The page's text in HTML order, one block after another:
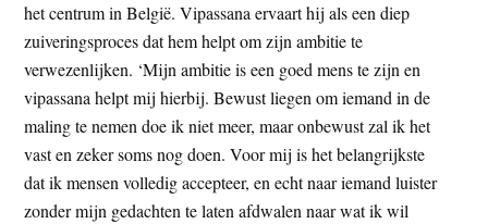
het centrum in België. Vipassana ervaart hij als een diep
zuiveringsproces dat hem helpt om zijn ambitie te
verwezenlijken. ‘Mijn ambitie is een goed mens te zijn en
vipassana helpt mij hierbij. Bewust liegen om iemand in de
maling te nemen doe ik niet meer, maar onbewust zal ik het
vast en zeker soms nog doen. Voor mij is het belangrijkste
dat ik mensen volledig accepteer, en echt naar iemand luister
zonder mijn gedachten te laten afdwalen naar wat ik wil